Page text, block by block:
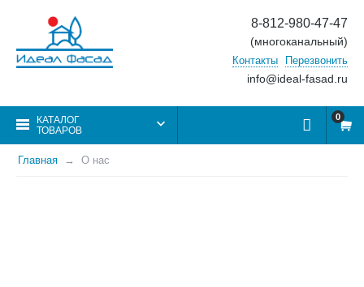
8-812-980-47-47
(многоканальный)
Контакты Перезвонить
info@ideal-fasad.ru
КАТАЛОГ
ТОВАРОВ
0
Главная О нас